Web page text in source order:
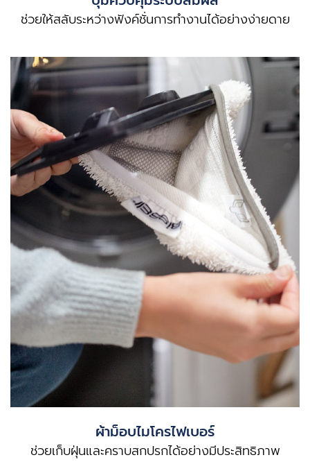
ช่วยให้สลับระหว่างฟังค์ชั่นการทำงานได้อย่างง่ายดาย
ผ้าม็อบไมโครไฟเบอร์
ช่วยเก็บฝุ่นและคราบสกปรกได้อย่างมีประสิทธิภาพ